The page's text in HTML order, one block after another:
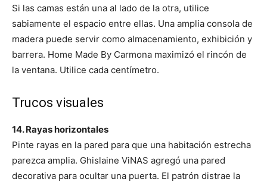
Si las camas están una al lado de la otra, utilice
sabiamente el espacio entre ellas. Una amplia consola de
madera puede servir como almacenamiento, exhibición y
barrera. Home Made By Carmona maximizó el rincón de
la ventana. Utilice cada centímetro.
Trucos visuales
14. Rayas horizontales
Pinte rayas en la pared para que una habitación estrecha
parezca amplia. Ghislaine ViNAS agregó una pared
decorativa para ocultar una puerta. El patrón distrae la